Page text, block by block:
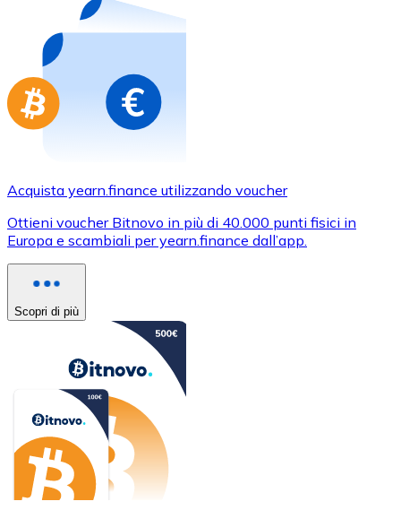
Acquista gift card dei tuoi marchi preferiti con
Vai al negozio di carte regalo
Acquista yearn.finance utilizzando voucher
Ottieni voucher Bitnovo in più di 40.000 punti fisici in
Europa e scambiali per yearn.finance dall’app.
Scopri di più